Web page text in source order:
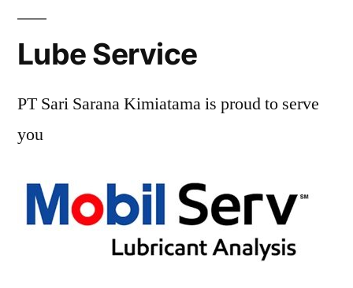
Lube Service
PT Sari Sarana Kimiatama is proud to serve
you